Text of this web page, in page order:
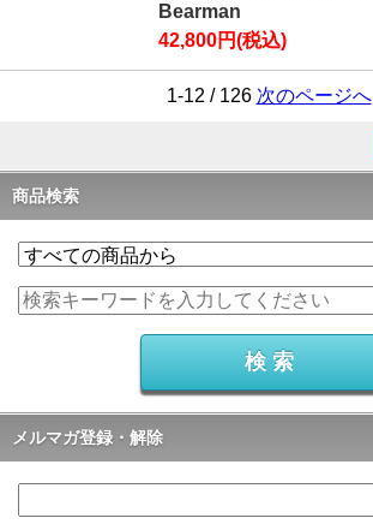
Bearman
42,800円(税込)
1-12 / 126 次のページへ
商品検索
メルマガ登録・解除